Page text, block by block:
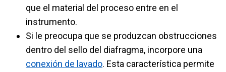
que el material del proceso entre en el
instrumento.
Si le preocupa que se produzcan obstrucciones
dentro del sello del diafragma, incorpore una
conexión de lavado. Esta característica permite